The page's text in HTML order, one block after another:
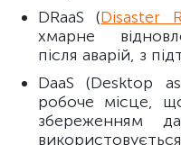
DRaaS (Disaster
хмарне
після аварій, з
DaaS (Desktop
робоче місце,
збереженням